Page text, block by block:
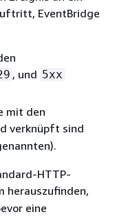
EventBridge
, und 5xx
mit den
verknüpft sind
HTTP-
herauszufinden,
eine